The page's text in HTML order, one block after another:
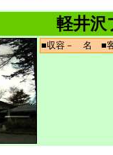
軽井沢
■収容－ 名 ■